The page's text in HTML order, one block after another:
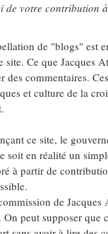
de votre contribution
de "blogs" est
site. Ce que Jacques
des commentaires.
et culture de la
ce site, le
soit en réalité un
à partir de
de
On peut supposer que